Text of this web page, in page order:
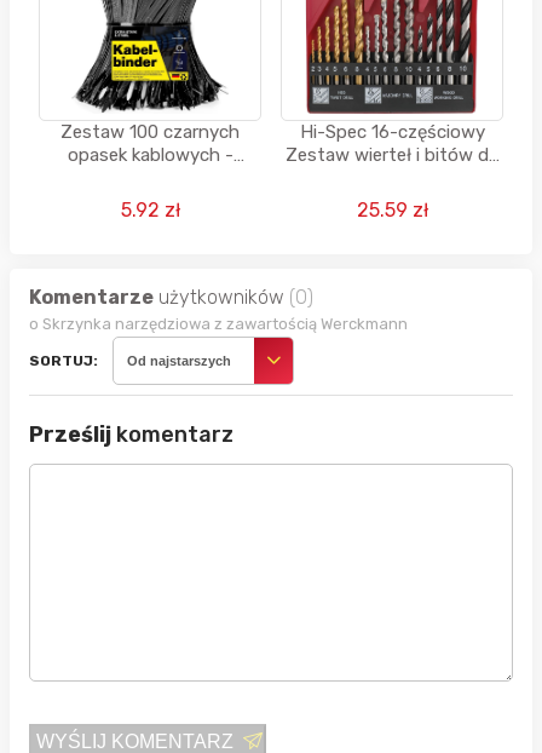
Zestaw 100 czarnych
opasek kablowych -
na rozerwanie i
promieniowanie UV (2
5.92 zł
Hi-Spec 16-częściowy
Zestaw wierteł i bitów do
metryczne do stali i
betonu
25.59 zł
Komentarze użytkowników (0)
o Skrzynka narzędziowa z zawartością Werckmann
SORTUJ: Od najstarszych
Prześlij komentarz
WYŚLIJ KOMENTARZ